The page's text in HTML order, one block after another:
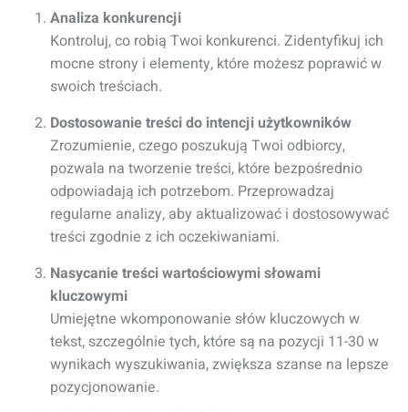
Analiza konkurencji
Kontroluj, co robią Twoi konkurenci. Zidentyfikuj ich
mocne strony i elementy, które możesz poprawić w
swoich treściach.
Dostosowanie treści do intencji użytkowników
Zrozumienie, czego poszukują Twoi odbiorcy,
pozwala na tworzenie treści, które bezpośrednio
odpowiadają ich potrzebom. Przeprowadzaj
regularne analizy, aby aktualizować i dostosowywać
treści zgodnie z ich oczekiwaniami.
Nasycanie treści wartościowymi słowami
kluczowymi
Umiejętne wkomponowanie słów kluczowych w
tekst, szczególnie tych, które są na pozycji 11-30 w
wynikach wyszukiwania, zwiększa szanse na lepsze
pozycjonowanie.